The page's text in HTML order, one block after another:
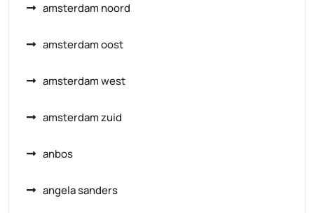
amsterdam noord
amsterdam oost
amsterdam west
amsterdam zuid
anbos
angela sanders